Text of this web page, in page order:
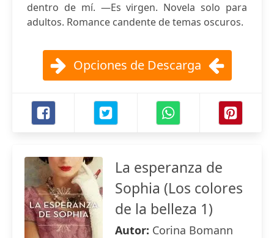
dentro de mí. —Es virgen. Novela solo para
adultos. Romance candente de temas oscuros.
Opciones de Descarga
La esperanza de
Sophia (Los colores
de la belleza 1)
Autor: Corina Bomann